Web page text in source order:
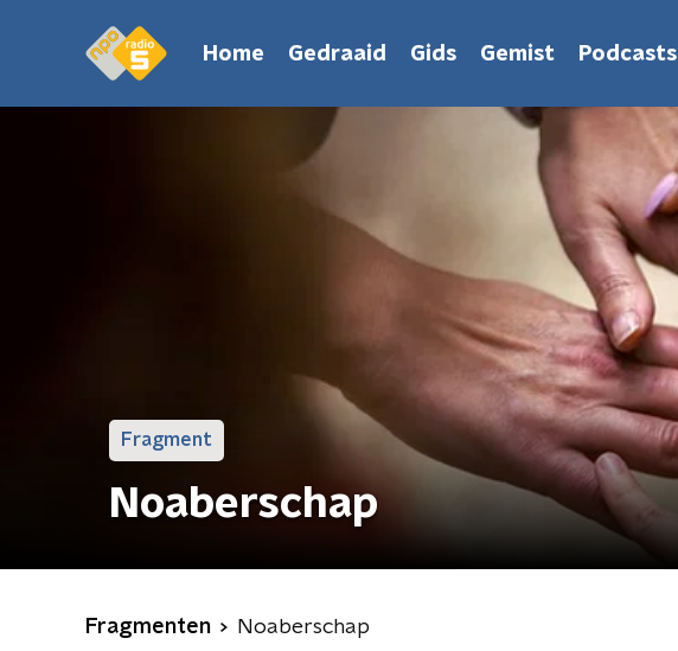
Home Gedraaid Gids Gemist Podcasts
Fragment
Noaberschap
Fragmenten Noaberschap